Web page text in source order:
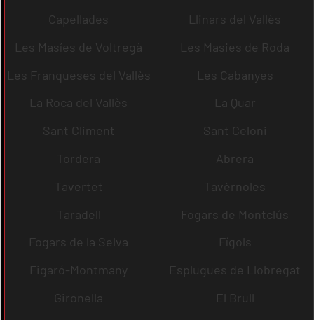
Capellades
Llinars del Vallès
Les Masíes de Voltregà
Les Masies de Roda
Les Franqueses del Vallès
Les Cabanyes
La Roca del Vallès
La Quar
Sant Climent
Sant Celoni
Tordera
Abrera
Tavertet
Tavèrnoles
Taradell
Fogars de Montclús
Fogars de la Selva
Fígols
Figaró-Montmany
Esplugues de Llobregat
Gironella
El Brull